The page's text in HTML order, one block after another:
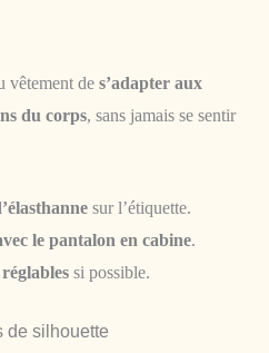
vêtement de s’adapter aux
du corps, sans jamais se sentir
sur l’étiquette.
le pantalon en cabine.
si possible.
de silhouette